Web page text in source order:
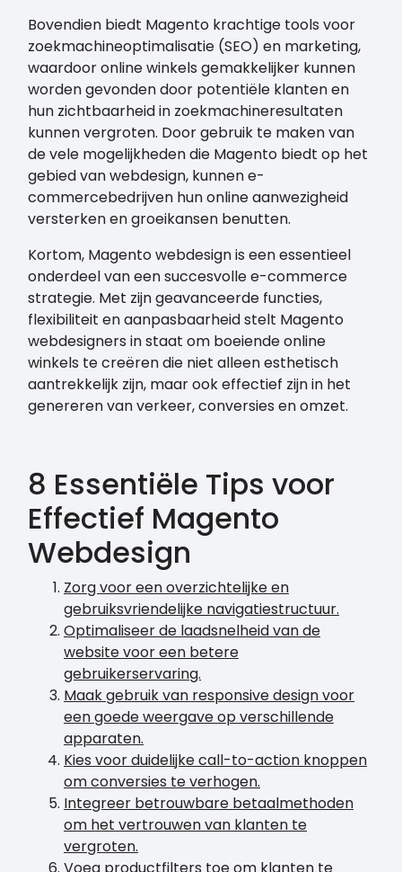
Bovendien biedt Magento krachtige tools voor
zoekmachineoptimalisatie (SEO) en marketing,
waardoor online winkels gemakkelijker kunnen
worden gevonden door potentiële klanten en
hun zichtbaarheid in zoekmachineresultaten
kunnen vergroten. Door gebruik te maken van
de vele mogelijkheden die Magento biedt op het
gebied van webdesign, kunnen e-
commercebedrijven hun online aanwezigheid
versterken en groeikansen benutten.
Kortom, Magento webdesign is een essentieel
onderdeel van een succesvolle e-commerce
strategie. Met zijn geavanceerde functies,
flexibiliteit en aanpasbaarheid stelt Magento
webdesigners in staat om boeiende online
winkels te creëren die niet alleen esthetisch
aantrekkelijk zijn, maar ook effectief zijn in het
genereren van verkeer, conversies en omzet.
8 Essentiële Tips voor
Effectief Magento
Webdesign
Zorg voor een overzichtelijke en
gebruiksvriendelijke navigatiestructuur.
Optimaliseer de laadsnelheid van de
website voor een betere
gebruikerservaring.
Maak gebruik van responsive design voor
een goede weergave op verschillende
apparaten.
Kies voor duidelijke call-to-action knoppen
om conversies te verhogen.
Integreer betrouwbare betaalmethoden
om het vertrouwen van klanten te
vergroten.